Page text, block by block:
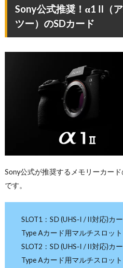
Sony公式推奨！α1 II（
ツー）のSDカード
Sony公式が推奨するメモリーカー
です。
SLOT1：SD (UHS-I / II対応)カ
Type Aカード用マルチスロット
SLOT2：SD (UHS-I / II対応)カ
Type Aカード用マルチスロット